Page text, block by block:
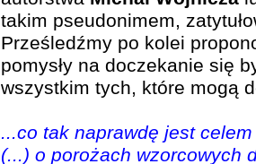
takim pseudonimem,
Prześledźmy po kolei
pomysły na doczekanie się
wszystkim tych, które mogą
...co tak naprawdę jest
(...) o porożach wzorcowych